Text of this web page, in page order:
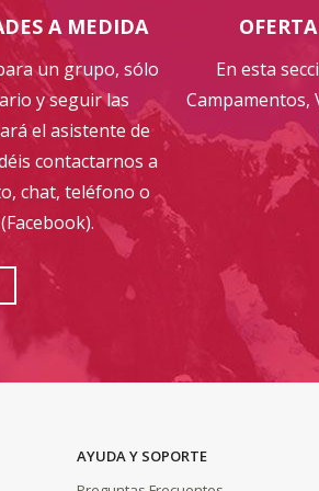
A MEDIDA
un grupo, sólo
y seguir las
el asistente de
contactarnos a
chat, teléfono o
En esta
Campamentos,
AYUDA Y SOPORTE